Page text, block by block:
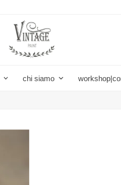
chi siamo